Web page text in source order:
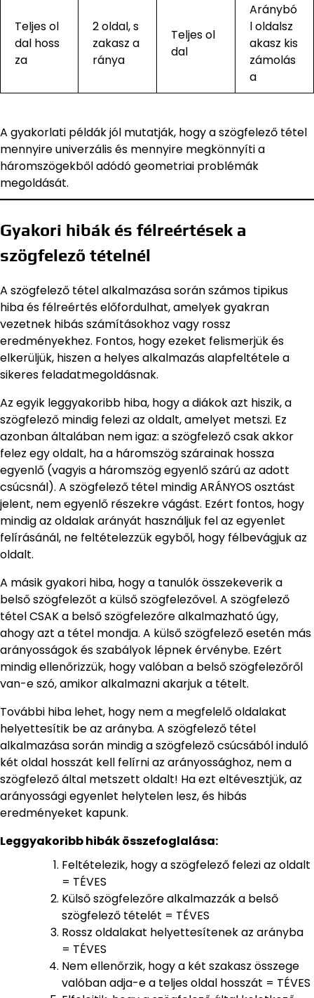
Teljes ol
dal hoss
za
2 oldal, s
zakasz a
ránya
Teljes ol
dal
Aránybó
l oldalsz
akasz kis
zámolás
a
A gyakorlati példák jól mutatják, hogy a szögfelező tétel
mennyire univerzális és mennyire megkönnyíti a
háromszögekből adódó geometriai problémák
megoldását.
Gyakori hibák és félreértések a
szögfelező tételnél
A szögfelező tétel alkalmazása során számos tipikus
hiba és félreértés előfordulhat, amelyek gyakran
vezetnek hibás számításokhoz vagy rossz
eredményekhez. Fontos, hogy ezeket felismerjük és
elkerüljük, hiszen a helyes alkalmazás alapfeltétele a
sikeres feladatmegoldásnak.
Az egyik leggyakoribb hiba, hogy a diákok azt hiszik, a
szögfelező mindig felezi az oldalt, amelyet metszi. Ez
azonban általában nem igaz: a szögfelező csak akkor
felez egy oldalt, ha a háromszög szárainak hossza
egyenlő (vagyis a háromszög egyenlő szárú az adott
csúcsnál). A szögfelező tétel mindig ARÁNYOS osztást
jelent, nem egyenlő részekre vágást. Ezért fontos, hogy
mindig az oldalak arányát használjuk fel az egyenlet
felírásánál, ne feltételezzük egyből, hogy félbevágjuk az
oldalt.
A másik gyakori hiba, hogy a tanulók összekeverik a
belső szögfelezőt a külső szögfelezővel. A szögfelező
tétel CSAK a belső szögfelezőre alkalmazható úgy,
ahogy azt a tétel mondja. A külső szögfelező esetén más
arányosságok és szabályok lépnek érvénybe. Ezért
mindig ellenőrizzük, hogy valóban a belső szögfelezőről
van-e szó, amikor alkalmazni akarjuk a tételt.
További hiba lehet, hogy nem a megfelelő oldalakat
helyettesítik be az arányba. A szögfelező tétel
alkalmazása során mindig a szögfelező csúcsából induló
két oldal hosszát kell felírni az arányossághoz, nem a
szögfelező által metszett oldalt! Ha ezt eltévesztjük, az
arányossági egyenlet helytelen lesz, és hibás
eredményeket kapunk.
Leggyakoribb hibák összefoglalása:
Feltételezik, hogy a szögfelező felezi az oldalt
= TÉVES
Külső szögfelezőre alkalmazzák a belső
szögfelező tételét = TÉVES
Rossz oldalakat helyettesítenek az arányba
= TÉVES
Nem ellenőrzik, hogy a két szakasz összege
valóban adja-e a teljes oldal hosszát = TÉVES